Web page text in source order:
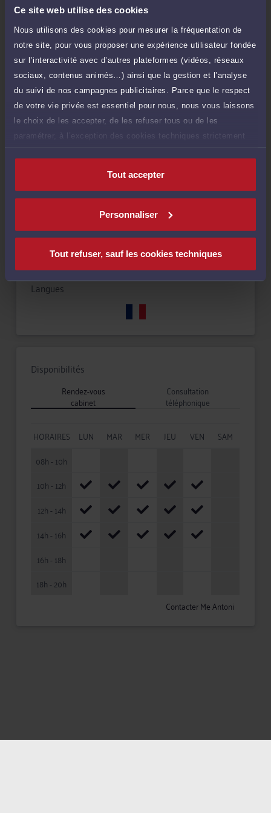
Ce site web utilise des cookies
Nous utilisons des cookies pour mesurer la fréquentation de
notre site, pour vous proposer une expérience utilisateur fondée
sur l’interactivité avec d’autres plateformes (vidéos, réseaux
sociaux, contenus animés…) ainsi que la gestion et l’analyse
du suivi de nos campagnes publicitaires. Parce que le respect
de votre vie privée est essentiel pour nous, nous vous laissons
le choix de les accepter, de les refuser tous ou de les
paramétrer, à l’exception des cookies techniques strictement
nécessaires au fonctionnement du site.
Tout accepter
Personnaliser
Tout refuser, sauf les cookies techniques
de 1.000 caractères)
Poser une question
Consultation écrite
Etude de votre dossier + possibilité
d'ajout d'une pièce jointe
360 €
Consulter par écrit
Compétences
Langues
Disponibilités
Rendez-vous
cabinet
Consultation
téléphonique
HORAIRES LUN MAR MER JEU VEN
SAM
08h - 10h
10h - 12h
12h - 14h
14h - 16h
16h - 18h
18h - 20h
Contacter Me Antoni